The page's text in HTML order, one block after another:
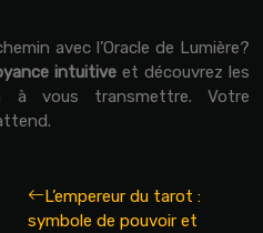
avec l’Oracle de Lumière?
intuitive et découvrez les
à vous transmettre. Votre
L’empereur du tarot :
symbole de pouvoir et